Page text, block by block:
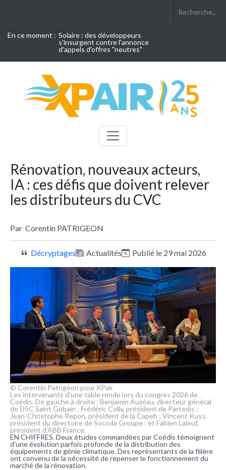
En ce moment : Solaire : des développeurs
s'insurgent contre l'annonce
d'appels d'offres "neutres"
Rénovation, nouveaux acteurs,
IA : ces défis que doivent relever
les distributeurs du CVC
Par Corentin PATRIGEON
Décryptages Actualités Publié le 29 mai 2026
© Corentin Patrigeon pour XPair
Les intervenants d'une table ronde lors du congrès 2026 de
Coédis. De gauche à droite : Benjamin Auzéau, directeur général
de DSC Saint Gobain ; Frédéric Colly, président de Partedis ;
Jean-Christophe Repon, président de la Capeb ; Vincent Kuss,
président du directoire de Socoda Groupe ; et Fabien Laleuf,
président d’ABB France.
EN CHIFFRES. Deux études commandées par Coédis témoignent
d'une évolution parfois profonde de la distribution des
équipements de génie climatique. Des représentants de la filière
ont convenu de la nécessité de repenser le fonctionnement du
marché de la rénovation.